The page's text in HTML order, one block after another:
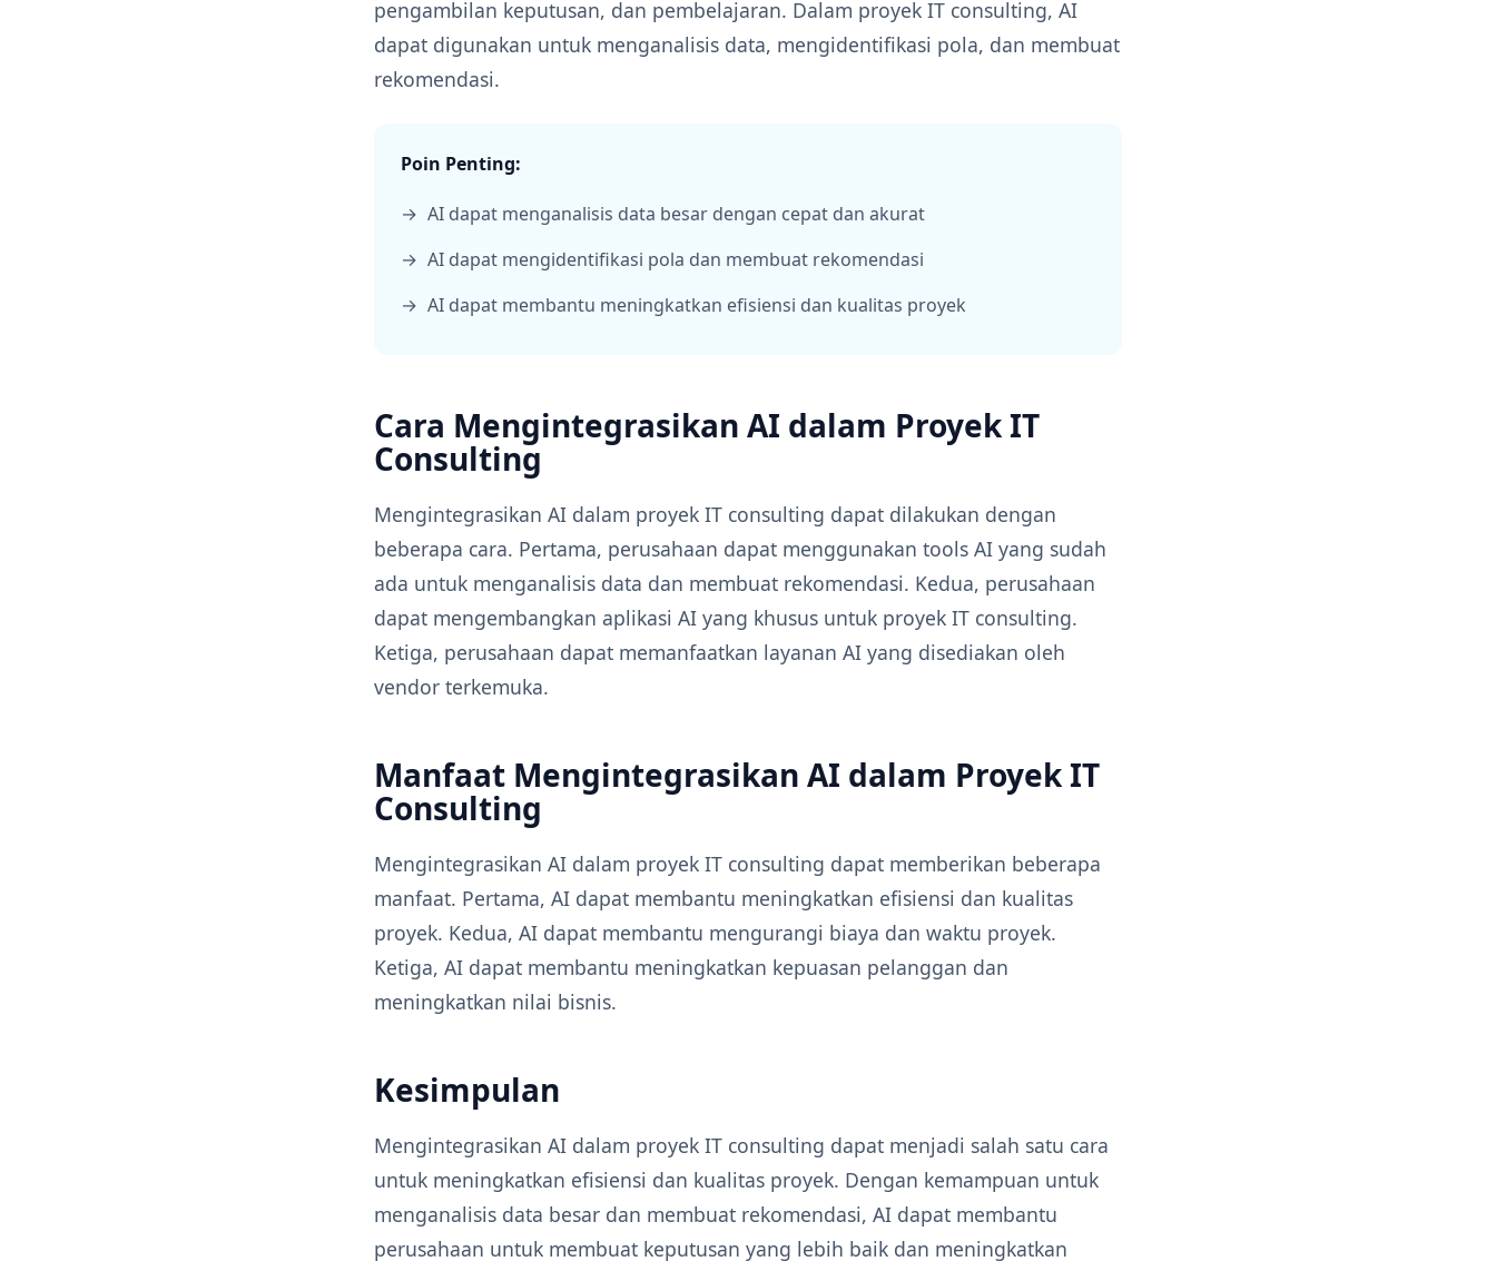
pengambilan keputusan, dan pembelajaran. Dalam proyek IT consulting, AI
dapat digunakan untuk menganalisis data, mengidentifikasi pola, dan membuat
rekomendasi.
Poin Penting:
AI dapat menganalisis data besar dengan cepat dan akurat
AI dapat mengidentifikasi pola dan membuat rekomendasi
AI dapat membantu meningkatkan efisiensi dan kualitas proyek
Cara Mengintegrasikan AI dalam Proyek IT
Consulting
Mengintegrasikan AI dalam proyek IT consulting dapat dilakukan dengan
beberapa cara. Pertama, perusahaan dapat menggunakan tools AI yang sudah
ada untuk menganalisis data dan membuat rekomendasi. Kedua, perusahaan
dapat mengembangkan aplikasi AI yang khusus untuk proyek IT consulting.
Ketiga, perusahaan dapat memanfaatkan layanan AI yang disediakan oleh
vendor terkemuka.
Manfaat Mengintegrasikan AI dalam Proyek IT
Consulting
Mengintegrasikan AI dalam proyek IT consulting dapat memberikan beberapa
manfaat. Pertama, AI dapat membantu meningkatkan efisiensi dan kualitas
proyek. Kedua, AI dapat membantu mengurangi biaya dan waktu proyek.
Ketiga, AI dapat membantu meningkatkan kepuasan pelanggan dan
meningkatkan nilai bisnis.
Kesimpulan
Mengintegrasikan AI dalam proyek IT consulting dapat menjadi salah satu cara
untuk meningkatkan efisiensi dan kualitas proyek. Dengan kemampuan untuk
menganalisis data besar dan membuat rekomendasi, AI dapat membantu
perusahaan untuk membuat keputusan yang lebih baik dan meningkatkan